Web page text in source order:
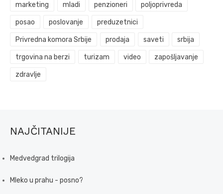
marketing mladi penzioneri poljoprivreda
posao poslovanje preduzetnici
Privredna komora Srbije prodaja saveti srbija
trgovina na berzi turizam video zapošljavanje
zdravlje
NAJČITANIJE
Medvedgrad trilogija
Mleko u prahu - posno?